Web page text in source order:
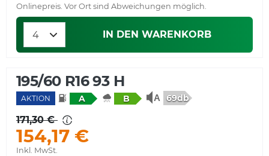
Onlinepreis. Vor Ort sind Abweichungen möglich.
IN DEN WARENKORB
195/60 R16 93 H
AKTION A B 69db
171,30 €
154,17 €
Inkl. MwSt.